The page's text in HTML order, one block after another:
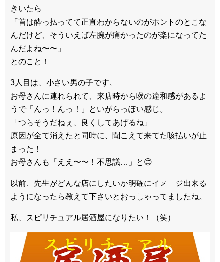
きいたら
「首は酔っ払ってて正直わからないのがホントのとこな
んだけど、 そういえば左腕が痛かったのが楽になってた
んだよね〜〜」
とのこと！
3人目は、小さい男の子です。
お母さんに連れられて、来店時から喉の違和感があるよ
うで「 んっ！んっ！」といがらっぽい感じ。
「つらそうだねぇ、良くしてあげるね」
原因が全て消えたと同時に、聞こえて来てた咳払いが止
まった！
お母さんも「ええ〜〜！不思議…」と😊
以前、 先生がどんな店にしたいか明確にイメージ出来る
ようになったら教 えて下さいとおっしゃってましたね。
私、 スピリチュアル居酒屋になりたい！（笑）